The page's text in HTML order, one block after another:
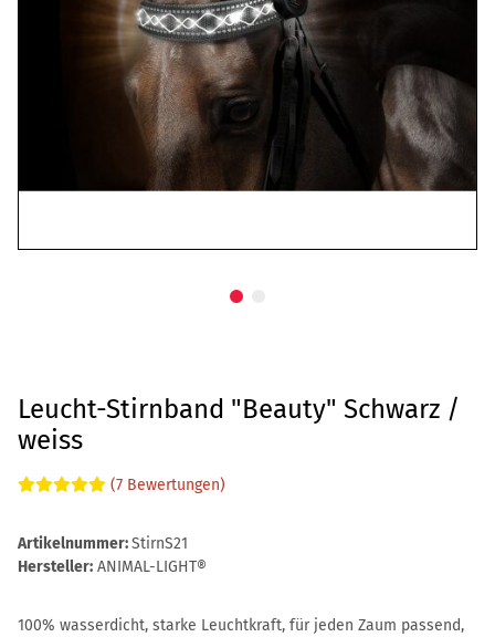
Leucht-Stirnband "Beauty" Schwarz /
weiss
(7 Bewertungen)
Artikelnummer:StirnS21
Hersteller: ANIMAL-LIGHT®
100% wasserdicht, starke Leuchtkraft, für jeden Zaum passend,